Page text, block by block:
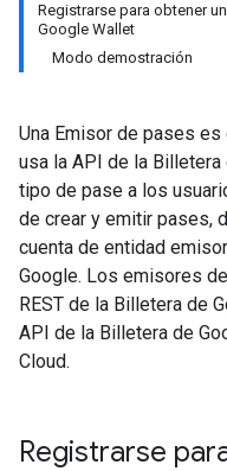
Registrarse para obtener
Google Wallet
Modo demostración
Una Emisor de pases
usa la API de la
tipo de pase a los
de crear y emitir pases,
cuenta de entidad
Google. Los emisores
REST de la Billetera de
API de la Billetera de
Cloud.
Registrarse